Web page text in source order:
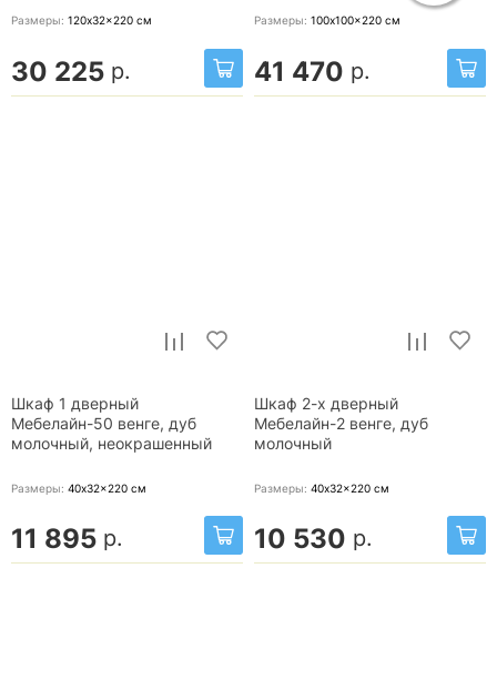
Размеры: 120x32x220 см
30 225 р.
Размеры: 100x100x220 см
41 470 р.
Шкаф 1 дверный
Мебелайн-50 венге, дуб
молочный, неокрашенный
Размеры: 40x32x220 см
11 895 р.
Шкаф 2-х дверный
Мебелайн-2 венге, дуб
молочный
Размеры: 40x32x220 см
10 530 р.